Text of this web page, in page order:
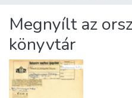
About us
Megnyílt az
könyvtár